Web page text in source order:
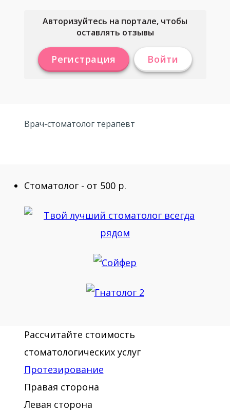
Авторизуйтесь на портале, чтобы
оставлять отзывы
Регистрация Войти
Врач-стоматолог терапевт
Стоматолог - от 500 р.
Рассчитайте стоимость
стоматологических услуг
Протезирование
Правая сторона
Левая сторона